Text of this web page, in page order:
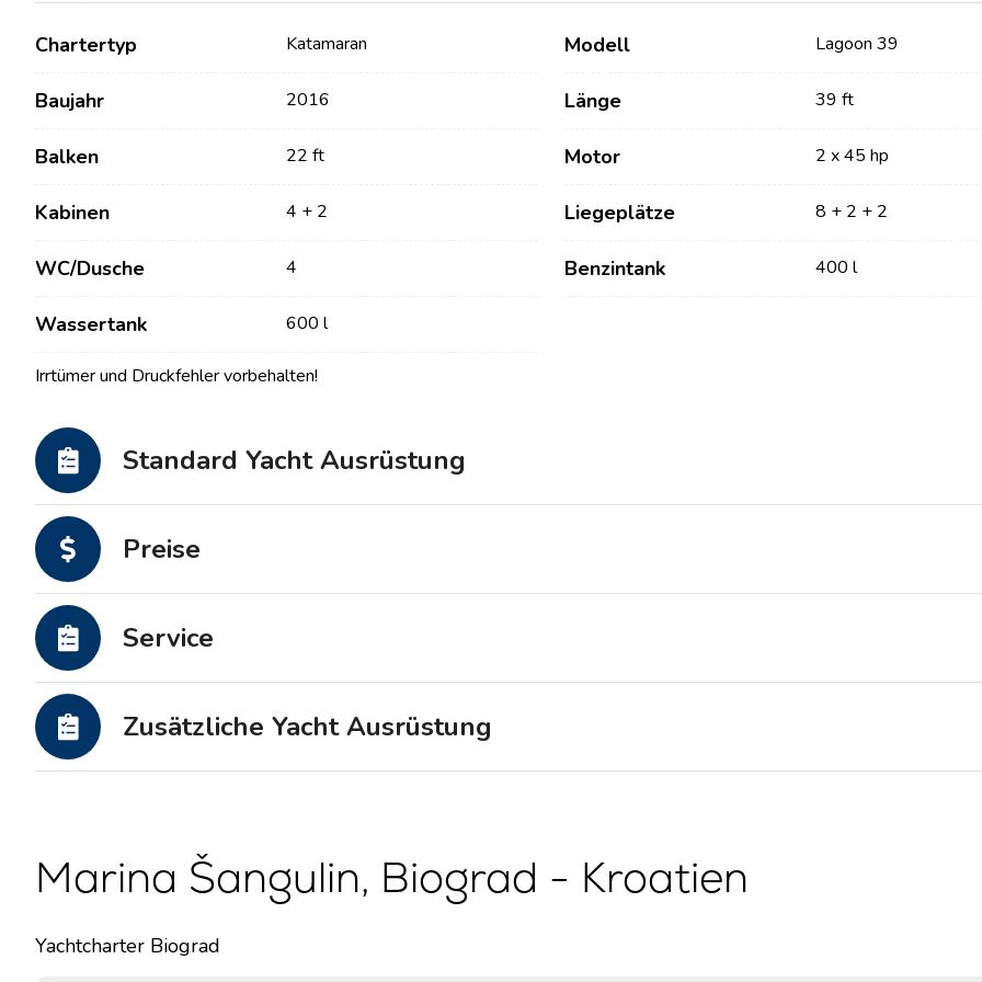
Chartertyp Katamaran Modell Lagoon 39
Baujahr 2016 Länge 39 ft
Balken 22 ft Motor 2 x 45 hp
Kabinen 4 + 2 Liegeplätze 8 + 2 + 2
WC/Dusche 4 Benzintank 400 l
Wassertank 600 l
Irrtümer und Druckfehler vorbehalten!
Standard Yacht Ausrüstung
Preise
Service
Zusätzliche Yacht Ausrüstung
Marina Šangulin, Biograd - Kroatien
Yachtcharter Biograd
Über uns
Häufig gestellte Fragen
Motorboote
Motorkatamarane
Motoryachten
Yacht-Investition
Segelregion Split